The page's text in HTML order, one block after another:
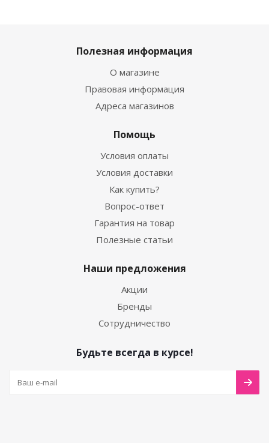
Полезная информация
О магазине
Правовая информация
Адреса магазинов
Помощь
Условия оплаты
Условия доставки
Как купить?
Вопрос-ответ
Гарантия на товар
Полезные статьи
Наши предложения
Акции
Бренды
Сотрудничество
Будьте всегда в курсе!